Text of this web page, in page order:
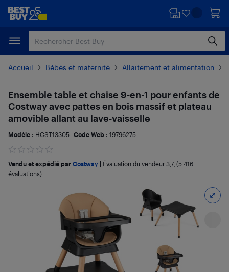
Passer
principal
Passer
Accueil Bébés et maternité Allaitement et alimentation
Ensemble table et chaise 9-en-1 pour enfants de
Costway avec pattes en bois massif et plateau
amovible allant au lave-vaisselle
Modèle : HCST13305 Code Web : 19796275
Vendu et expédié par Costway Évaluation du vendeur 3,7; (5 416
évaluations)